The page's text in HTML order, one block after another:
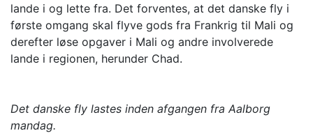
lande i og lette fra. Det forventes, at det danske fly i
første omgang skal flyve gods fra Frankrig til Mali og
derefter løse opgaver i Mali og andre involverede
lande i regionen, herunder Chad.
Det danske fly lastes inden afgangen fra Aalborg
mandag.